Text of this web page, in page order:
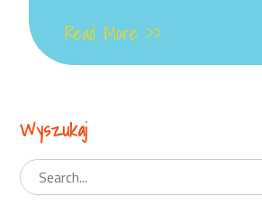
Read More >>
Wyszukaj